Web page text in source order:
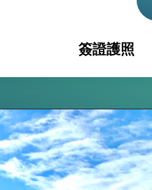
簽證護照
護照
旅外國人急
駐地基本資料
消保及性平
構
轉型升級 籲請立院全力支持